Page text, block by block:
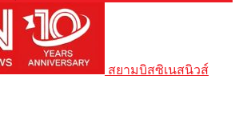
สยามบิสซิเนสนิวส์